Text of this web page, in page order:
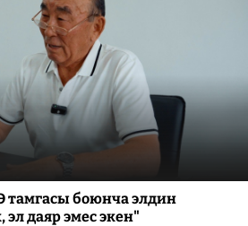
тамгасы боюнча элдин
даяр эмес экен"